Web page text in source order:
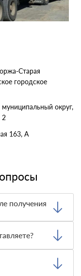
Старая
городское
муниципальный округ,
2
163, А
получения
этом, если
качества, то
товарно-